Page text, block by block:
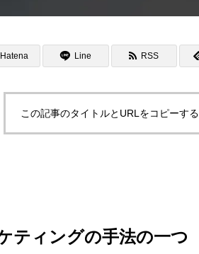
Hatena Line RSS
この記事のタイトルとURLをコピーする
ティングの手法の一つ